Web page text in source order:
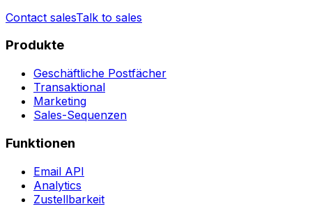
Contact salesTalk to sales
Produkte
Geschäftliche Postfächer
Transaktional
Marketing
Sales-Sequenzen
Funktionen
Email API
Analytics
Zustellbarkeit